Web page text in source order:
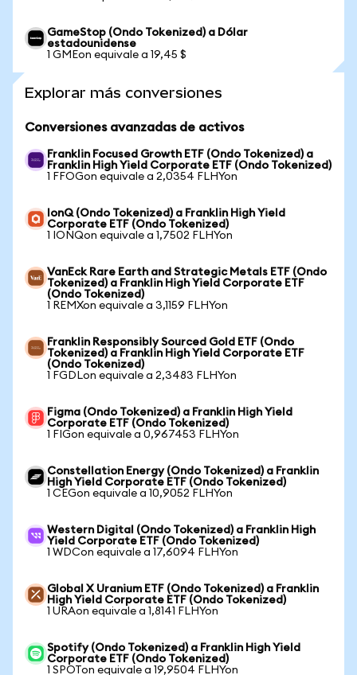
GameStop (Ondo Tokenized) a Dólar
estadounidense
1 GMEon equivale a 19,45 $
Explorar más conversiones
Conversiones avanzadas de activos
Franklin Focused Growth ETF (Ondo Tokenized) a
Franklin High Yield Corporate ETF (Ondo Tokenized)
1 FFOGon equivale a 2,0354 FLHYon
IonQ (Ondo Tokenized) a Franklin High Yield
Corporate ETF (Ondo Tokenized)
1 IONQon equivale a 1,7502 FLHYon
VanEck Rare Earth and Strategic Metals ETF (Ondo
Tokenized) a Franklin High Yield Corporate ETF
(Ondo Tokenized)
1 REMXon equivale a 3,1159 FLHYon
Franklin Responsibly Sourced Gold ETF (Ondo
Tokenized) a Franklin High Yield Corporate ETF
(Ondo Tokenized)
1 FGDLon equivale a 2,3483 FLHYon
Figma (Ondo Tokenized) a Franklin High Yield
Corporate ETF (Ondo Tokenized)
1 FIGon equivale a 0,967453 FLHYon
Constellation Energy (Ondo Tokenized) a Franklin
High Yield Corporate ETF (Ondo Tokenized)
1 CEGon equivale a 10,9052 FLHYon
Western Digital (Ondo Tokenized) a Franklin High
Yield Corporate ETF (Ondo Tokenized)
1 WDCon equivale a 17,6094 FLHYon
Global X Uranium ETF (Ondo Tokenized) a Franklin
High Yield Corporate ETF (Ondo Tokenized)
1 URAon equivale a 1,8141 FLHYon
Spotify (Ondo Tokenized) a Franklin High Yield
Corporate ETF (Ondo Tokenized)
1 SPOTon equivale a 19,9504 FLHYon